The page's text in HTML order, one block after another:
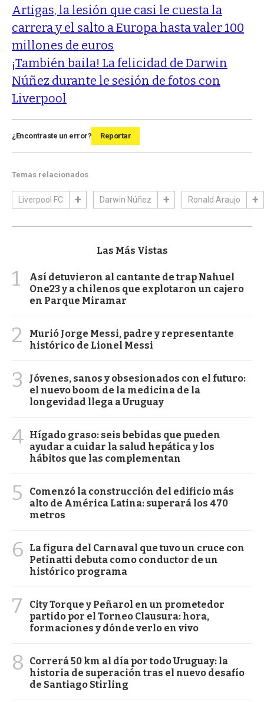
Artigas, la lesión que casi le cuesta la
carrera y el salto a Europa hasta valer 100
millones de euros
¡También baila! La felicidad de Darwin
Núñez durante le sesión de fotos con
Liverpool
¿Encontraste un error? Reportar
Temas relacionados
Liverpool FC Darwin Núñez Ronald Araujo
Las Más Vistas
1
Así detuvieron al cantante de trap Nahuel
One23 y a chilenos que explotaron un cajero
en Parque Miramar
2
Murió Jorge Messi, padre y representante
histórico de Lionel Messi
3
Jóvenes, sanos y obsesionados con el futuro:
el nuevo boom de la medicina de la
longevidad llega a Uruguay
4 Hígado graso: seis bebidas que pueden
ayudar a cuidar la salud hepática y los
hábitos que las complementan
5
Comenzó la construcción del edificio más
alto de América Latina: superará los 470
metros
6
La figura del Carnaval que tuvo un cruce con
Petinatti debuta como conductor de un
histórico programa
7
City Torque y Peñarol en un prometedor
partido por el Torneo Clausura: hora,
formaciones y dónde verlo en vivo
8
Correrá 50 km al día por todo Uruguay: la
historia de superación tras el nuevo desafío
de Santiago Stirling